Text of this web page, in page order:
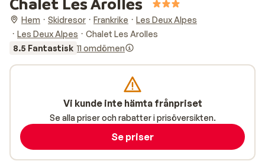
Hem Skidresor Frankrike
Les Deux Alpes
Les Deux Alpes
Chalet Les Arolles
8.5 Fantastisk 11 omdömen
Vi kunde inte hämta frånpriset
Se alla priser och rabatter i prisöversikten.
Se priser